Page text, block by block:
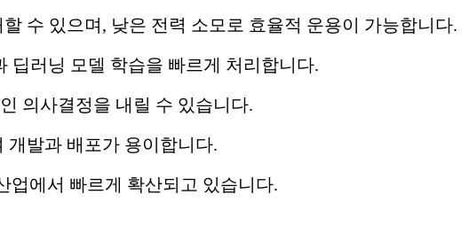
수 있으며, 낮은 전력 소모로 효율적 운용이 가능합니다.
딥러닝 모델 학습을 빠르게 처리합니다.
의사결정을 내릴 수 있습니다.
개발과 배포가 용이합니다.
업에서 빠르게 확산되고 있습니다.